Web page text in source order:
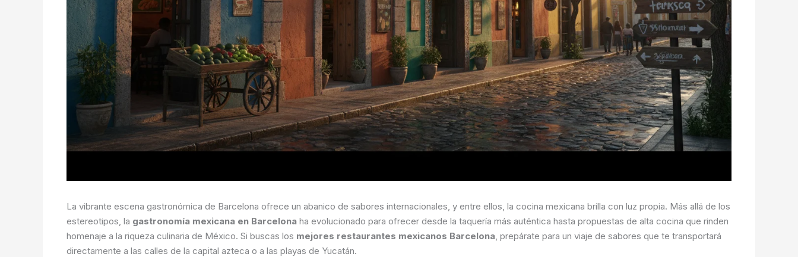
La vibrante escena gastronómica de Barcelona ofrece un abanico de sabores internacionales, y entre ellos, la cocina mexicana brilla con luz propia. Más allá de los
estereotipos, la gastronomía mexicana en Barcelona ha evolucionado para ofrecer desde la taquería más auténtica hasta propuestas de alta cocina que rinden
homenaje a la riqueza culinaria de México. Si buscas los mejores restaurantes mexicanos Barcelona, prepárate para un viaje de sabores que te transportará
directamente a las calles de la capital azteca o a las playas de Yucatán.